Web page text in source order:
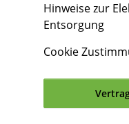
Hinweise zur
Entsorgung
Cookie